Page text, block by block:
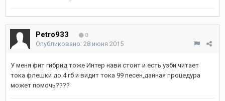
Petro933 0
Опубликовано: 28 июня 2015
У меня фит гибрид тоже Интер нави стоит и есть узби читает
тока флешки до 4 гб и видит тока 99 песен,данная процедура
может помочь????